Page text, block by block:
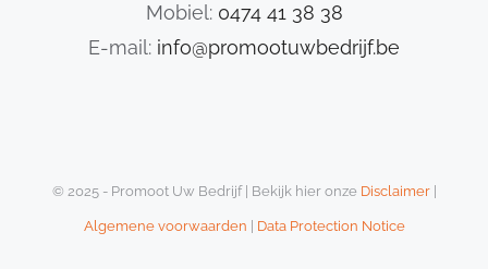
Mobiel: 0474 41 38 38
E-mail: info@promootuwbedrijf.be
© 2025 - Promoot Uw Bedrijf | Bekijk hier onze Disclaimer|
Algemene voorwaarden Data Protection Notice